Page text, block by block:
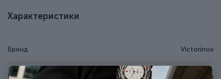
Характеристики
Бренд Victorinox
Країна походження Швейцарія